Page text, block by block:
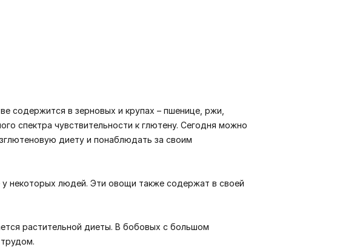
содержится в зерновых и крупах – пшенице, ржи,
спектра чувствительности к глютену. Сегодня можно
диету и понаблюдать за своим
некоторых людей. Эти овощи также содержат в своей
растительной диеты. В бобовых с большом